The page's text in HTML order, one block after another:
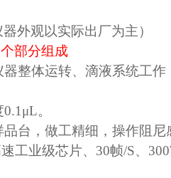
器外观以实际出厂为主）
个部分组成
整体运转、滴液系统工
0.1μL。
台，做工精细，操作阻尼
工业级芯片、 30帧/S、